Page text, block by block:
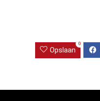
Opslaan
0